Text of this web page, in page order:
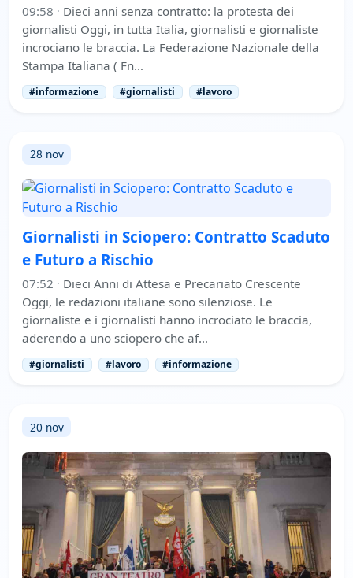
09:58 · Dieci anni senza contratto: la protesta dei
giornalisti Oggi, in tutta Italia, giornalisti e giornaliste
incrociano le braccia. La Federazione Nazionale della
Stampa Italiana ( Fn…
#informazione #giornalisti #lavoro
28 nov
Giornalisti in Sciopero: Contratto Scaduto
e Futuro a Rischio
07:52 · Dieci Anni di Attesa e Precariato Crescente
Oggi, le redazioni italiane sono silenziose. Le
giornaliste e i giornalisti hanno incrociato le braccia,
aderendo a uno sciopero che af…
#giornalisti #lavoro #informazione
20 nov